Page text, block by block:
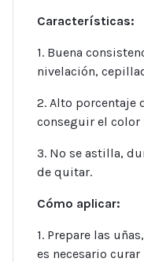
Características:
1. Buena
nivelación,
2. Alto porcentaje
conseguir el color
3. No se astilla,
de quitar.
Cómo aplicar:
1. Prepare las
es necesario curar